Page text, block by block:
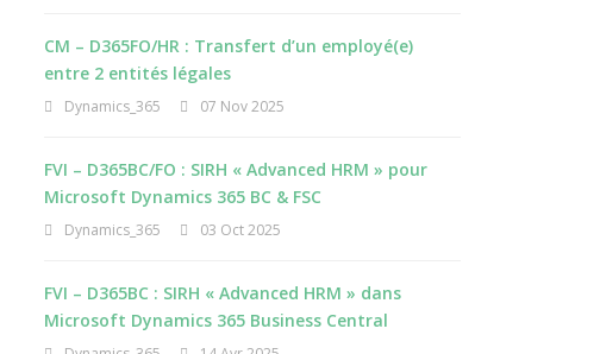
CM – D365FO/HR : Transfert d’un employé(e)
entre 2 entités légales
Dynamics_365 07 Nov 2025
FVI – D365BC/FO : SIRH « Advanced HRM » pour
Microsoft Dynamics 365 BC & FSC
Dynamics_365 03 Oct 2025
FVI – D365BC : SIRH « Advanced HRM » dans
Microsoft Dynamics 365 Business Central